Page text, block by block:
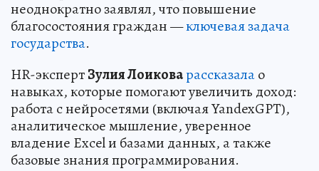
неоднократно заявлял, что повышение
благосостояния граждан —ключевая задача
государства.
HR-экспертЗулия Лоиковарассказалао
навыках, которые помогают увеличить доход:
работа с нейросетями (включая YandexGPT),
аналитическое мышление, уверенное
владение Excel и базами данных, а также
базовые знания программирования.